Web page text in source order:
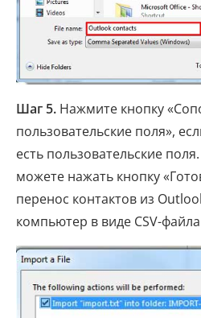
Шаг 5. Нажмите кнопку
пользовательские поля»,
есть пользовательские
можете нажать кнопку
перенос контактов из
компьютер в виде CSV-